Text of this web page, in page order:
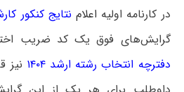
در کارنامه اولیه اعلام نتایج کنکور
گرایش‌های فوق یک کد ضریب
دفترچه انتخاب رشته ارشد ۱۴۰۴
نیز